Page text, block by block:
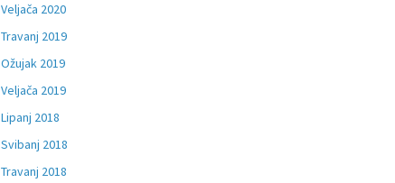
Veljača 2020
Travanj 2019
Ožujak 2019
Veljača 2019
Lipanj 2018
Svibanj 2018
Travanj 2018